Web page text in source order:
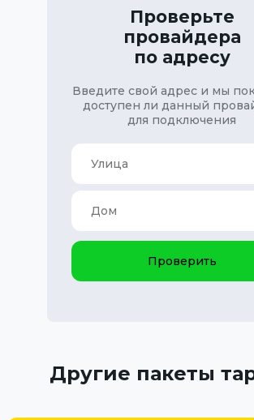
Проверьте
провайдера
по адресу
Введите свой адрес и мы
доступен ли данный
для подключения
Проверить
Другие пакеты